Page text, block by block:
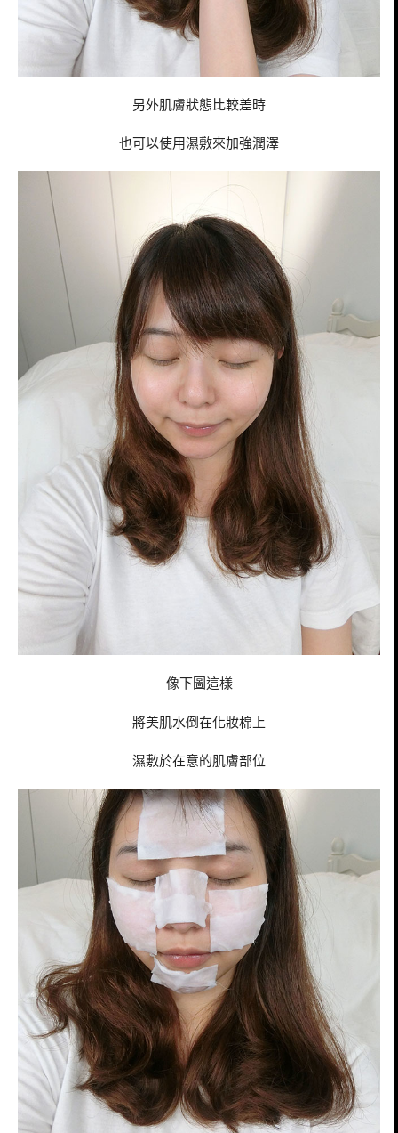
另外肌膚狀態比較差時
也可以使用濕敷來加強潤澤
像下圖這樣
將美肌水倒在化妝棉上
濕敷於在意的肌膚部位